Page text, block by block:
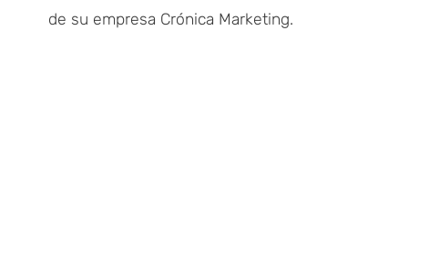
de su empresa Crónica Marketing.